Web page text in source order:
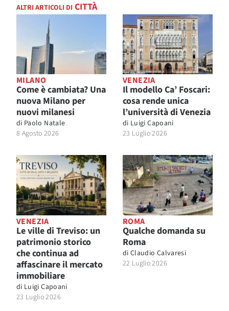
ALTRI ARTICOLI DI CITTÀ
MILANO
Come è cambiata? Una
nuova Milano per
nuovi milanesi
di Paolo Natale
8 Agosto 2026
VENEZIA
Il modello Ca’ Foscari:
cosa rende unica
l’università di Venezia
di Luigi Capoani
23 Luglio 2026
VENEZIA
Le ville di Treviso: un
patrimonio storico
che continua ad
affascinare il mercato
immobiliare
di Luigi Capoani
23 Luglio 2026
ROMA
Qualche domanda su
Roma
di Claudio Calvaresi
22 Luglio 2026